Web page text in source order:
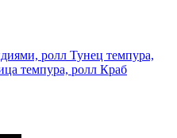
ролл Тунец темпура,
темпура, ролл Краб